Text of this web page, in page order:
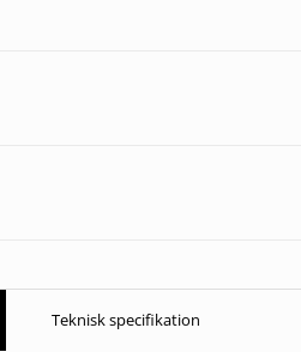
Teknisk specifikation